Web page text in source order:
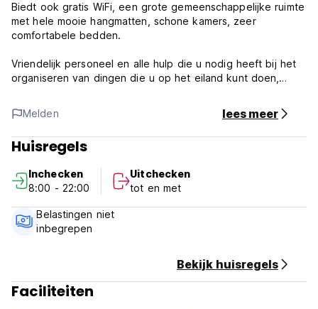
Biedt ook gratis WiFi, een grote gemeenschappelijke ruimte
met hele mooie hangmatten, schone kamers, zeer
comfortabele bedden.
Vriendelijk personeel en alle hulp die u nodig heeft bij het
organiseren van dingen die u op het eiland kunt doen,
van San Ramon, rondleidingen rond het eiland, kajaktochten
naar de Istiam-rivier en fietsen, scooters, motorfietsen of
ATV-verhuur als u dat wilt wil het eiland alleen en in je
eigen tempo verkennen!
Houd er rekening mee dat :
Annuleringsbeleid: 2 dagen van tevoren.
Contante betaling of creditcardbetaling wordt bij aankomst
geaccepteerd.
Ontbijt niet inbegrepen.
Melden lees meer
Huisregels
Inchecken
8:00 - 22:00
Uitchecken
tot en met
Belastingen niet
inbegrepen
Bekijk huisregels
Faciliteiten